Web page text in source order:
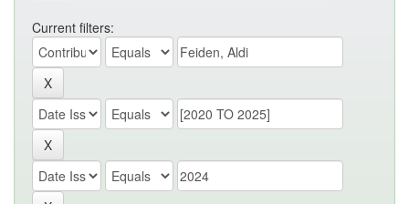
Current filters: